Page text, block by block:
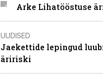
Arke Lihatööstuse
UUDISED
Jaekettide lepingud
äririski